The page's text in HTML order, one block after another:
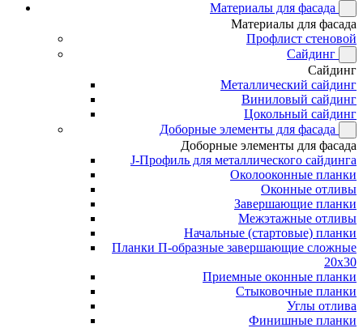
Материалы для фасада
Материалы для фасада
Профлист стеновой
Сайдинг
Сайдинг
Металлический сайдинг
Виниловый сайдинг
Цокольный сайдинг
Доборные элементы для фасада
Доборные элементы для фасада
J-Профиль для металлического сайдинга
Околооконные планки
Оконные отливы
Завершающие планки
Межэтажные отливы
Начальные (стартовые) планки
Планки П-образные завершающие сложные
20x30
Приемные оконные планки
Стыковочные планки
Углы отлива
Финишные планки